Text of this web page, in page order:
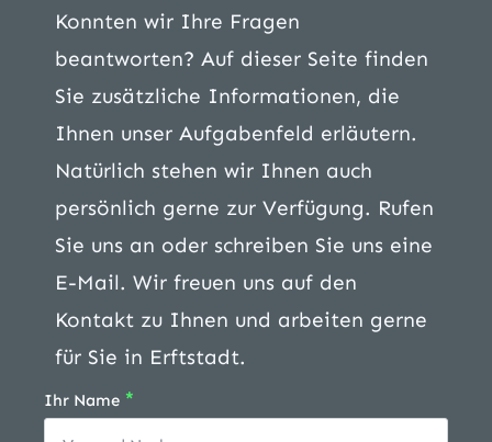
Konnten wir Ihre Fragen
beantworten? Auf dieser Seite finden
Sie zusätzliche Informationen, die
Ihnen unser Aufgabenfeld erläutern.
Natürlich stehen wir Ihnen auch
persönlich gerne zur Verfügung. Rufen
Sie uns an oder schreiben Sie uns eine
E-Mail. Wir freuen uns auf den
Kontakt zu Ihnen und arbeiten gerne
für Sie in Erftstadt.
Ihr Name *